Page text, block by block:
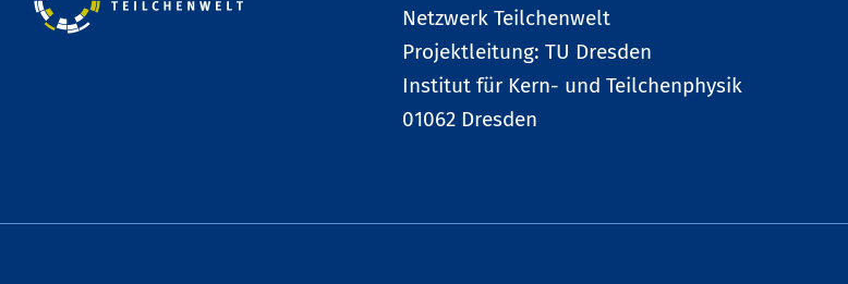
Netzwerk Teilchenwelt
Projektleitung: TU Dresden
Institut für Kern- und Teilchenphysik
01062 Dresden